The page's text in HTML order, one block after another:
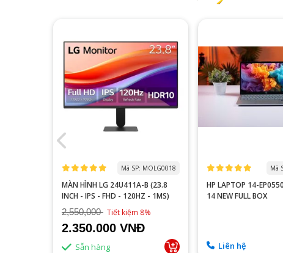
Mã SP: MOLG0018
MÀN HÌNH LG 24U411A-B (23.8
INCH - IPS - FHD - 120HZ - 1MS)
2,550,000 Tiết kiệm 8%
2.350.000 VNĐ
Sẵn hàng
Mã
HP LAPTOP 14-
14 NEW FULL BOX
Liên hệ